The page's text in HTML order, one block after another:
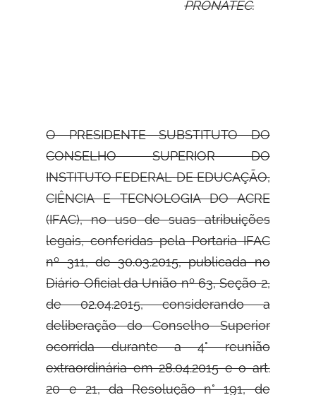
PRONATEC.
O PRESIDENTE SUBSTITUTO DO
CONSELHO SUPERIOR DO
INSTITUTO FEDERALDE EDUCAÇÃO,
CIÊNCIA E TECNOLOGIA DO ACRE
(IFAC), no uso de suas atribuições
legais, conferidas pela Portaria IFAC
nº 311, de 30.03.2015, publicada no
Diário Oficial da União nº 63, Seção 2,
de 02.04.2015, considerando a
deliberação do Conselho Superior
ocorrida durante a 4° reunião
extraordinária em 28.04.2015 e o art.
20 e 21, da Resolução n° 191, de